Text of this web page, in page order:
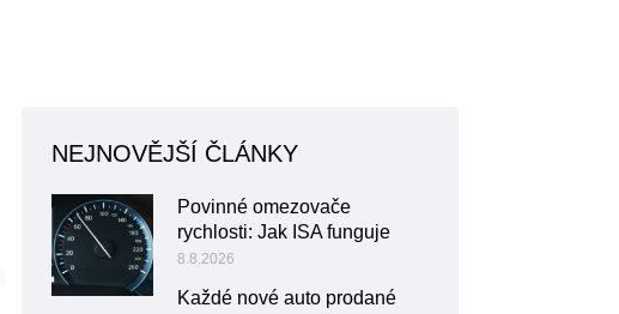
NEJNOVĚJŠÍ ČLÁNKY
Povinné omezovače
rychlosti: Jak ISA funguje
8.8.2026
Každé nové auto prodané